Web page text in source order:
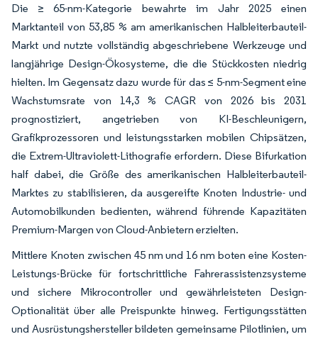
Die ≥ 65-nm-Kategorie bewahrte im Jahr 2025 einen
Marktanteil von 53,85 % am amerikanischen Halbleiterbauteil-
Markt und nutzte vollständig abgeschriebene Werkzeuge und
langjährige Design-Ökosysteme, die die Stückkosten niedrig
hielten. Im Gegensatz dazu wurde für das ≤ 5-nm-Segment eine
Wachstumsrate von 14,3 % CAGR von 2026 bis 2031
prognostiziert, angetrieben von KI-Beschleunigern,
Grafikprozessoren und leistungsstarken mobilen Chipsätzen,
die Extrem-Ultraviolett-Lithografie erfordern. Diese Bifurkation
half dabei, die Größe des amerikanischen Halbleiterbauteil-
Marktes zu stabilisieren, da ausgereifte Knoten Industrie- und
Automobilkunden bedienten, während führende Kapazitäten
Premium-Margen von Cloud-Anbietern erzielten.
Mittlere Knoten zwischen 45 nm und 16 nm boten eine Kosten-
Leistungs-Brücke für fortschrittliche Fahrerassistenzsysteme
und sichere Mikrocontroller und gewährleisteten Design-
Optionalität über alle Preispunkte hinweg. Fertigungsstätten
und Ausrüstungshersteller bildeten gemeinsame Pilotlinien, um